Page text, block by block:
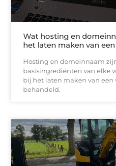
Wat hosting en
het laten maken van
Hosting en domeinnaam
basisingrediënten van elke
bij het laten maken van een
behandeld.